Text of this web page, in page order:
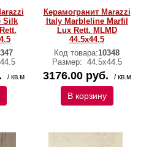
Silk
/ кв.м
Керамогранит Marazzi
Italy Marbleline Marfil
Lux Rett. MLMD
44.5х44.5
Код товара:10348
Размер: 44.5х44.5
3176.00 руб. / кв.м
В корзину